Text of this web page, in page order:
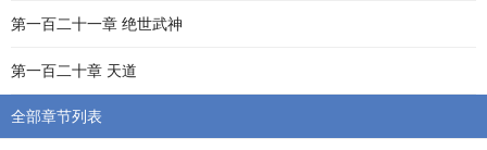
第一百二十一章 绝世武神
第一百二十章 天道
全部章节列表